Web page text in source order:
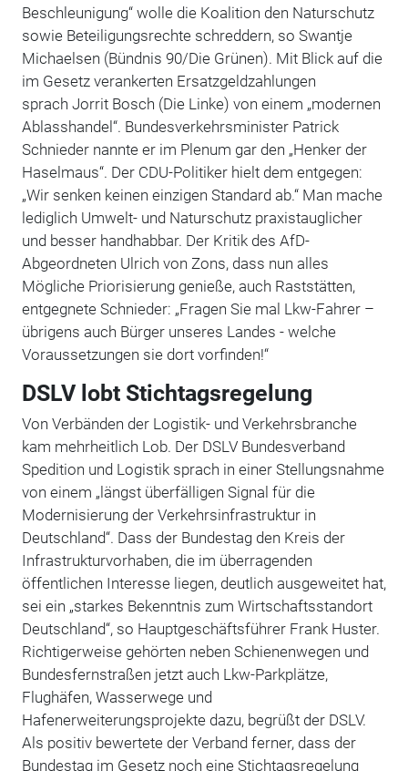
Beschleunigung“ wolle die Koalition den Naturschutz
sowie Beteiligungsrechte schreddern, so Swantje
Michaelsen (Bündnis 90/Die Grünen). Mit Blick auf die
im Gesetz verankerten Ersatzgeldzahlungen
sprach Jorrit Bosch (Die Linke) von einem „modernen
Ablasshandel“. Bundesverkehrsminister Patrick
Schnieder nannte er im Plenum gar den „Henker der
Haselmaus“. Der CDU-Politiker hielt dem entgegen:
„Wir senken keinen einzigen Standard ab.“ Man mache
lediglich Umwelt- und Naturschutz praxistauglicher
und besser handhabbar. Der Kritik des AfD-
Abgeordneten Ulrich von Zons, dass nun alles
Mögliche Priorisierung genieße, auch Raststätten,
entgegnete Schnieder: „Fragen Sie mal Lkw-Fahrer –
übrigens auch Bürger unseres Landes - welche
Voraussetzungen sie dort vorfinden!“
DSLV lobt Stichtagsregelung
Von Verbänden der Logistik- und Verkehrsbranche
kam mehrheitlich Lob. Der DSLV Bundesverband
Spedition und Logistik sprach in einer Stellungsnahme
von einem „längst überfälligen Signal für die
Modernisierung der Verkehrsinfrastruktur in
Deutschland“. Dass der Bundestag den Kreis der
Infrastrukturvorhaben, die im überragenden
öffentlichen Interesse liegen, deutlich ausgeweitet hat,
sei ein „starkes Bekenntnis zum Wirtschaftsstandort
Deutschland“, so Hauptgeschäftsführer Frank Huster.
Richtigerweise gehörten neben Schienenwegen und
Bundesfernstraßen jetzt auch Lkw-Parkplätze,
Flughäfen, Wasserwege und
Hafenerweiterungsprojekte dazu, begrüßt der DSLV.
Als positiv bewertete der Verband ferner, dass der
Bundestag im Gesetz noch eine Stichtagsregelung